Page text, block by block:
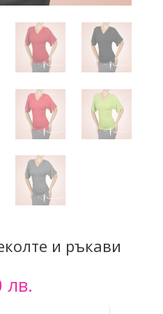
и ръкави